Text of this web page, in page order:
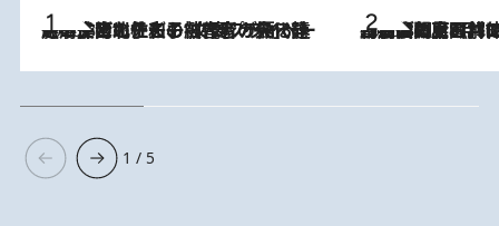
2026.8.3
《「文士の子ども被害者の会」発足！》阿川佐和子（72）が語る遠藤周作に北杜夫、劇作家・矢代静一の子どもたちの“文豪プライベート事件簿” 2026.8.8
「最後に見られてよかった」上野動物園の東園パンダ舎が解体前に特別公開。8月16日まで延長されたパネル展と共に辿る“半世紀”のパンダ飼育《解体工事の図面あり》
1 / 5